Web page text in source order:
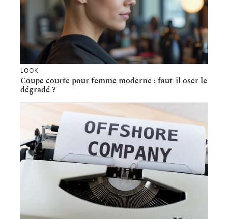
LOOK
Coupe courte pour femme moderne : faut-il oser le
dégradé ?